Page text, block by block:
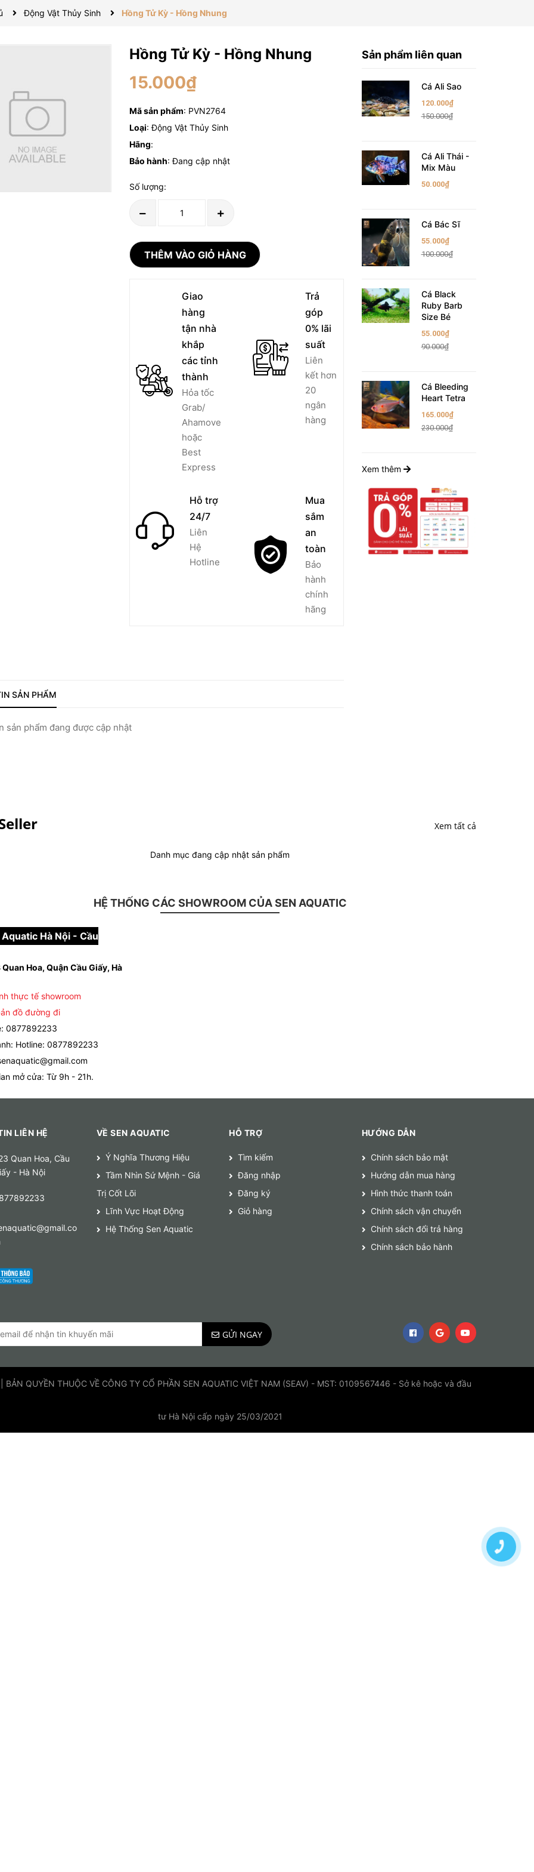
Động Vật Thủy Sinh Hồng Tử Kỳ - Hồng Nhung
Hồng Tử Kỳ - Hồng Nhung
15.000₫
Mã sản phẩm: PVN2764
Loại: Động Vật Thủy Sinh
Hãng:
Bảo hành: Đang cập nhật
Số lượng:
THÊM VÀO GIỎ HÀNG
Giao
hàng
tận nhà
khắp
các tỉnh
thành
Hỏa tốc
Grab/
Ahamove
hoặc
Best
Express
Trả
góp
0% lãi
suất
Liên
kết hơn
20
ngân
hàng
Hỗ trợ
24/7
Liên
Hệ
Hotline
Mua
sắm
an
toàn
Bảo
hành
chính
hãng
SẢN PHẨM
sản phẩm đang được cập nhật
Sản phẩm liên quan
Cá Ali Sao
120.000₫
150.000₫
Cá Ali Thái -
Mix Màu
50.000₫
Cá Bác Sĩ
55.000₫
100.000₫
Cá Black
Ruby Barb
Size Bé
55.000₫
90.000₫
Cá Bleeding
Heart Tetra
165.000₫
230.000₫
Xem thêm
Xem tất cả
Danh mục đang cập nhật sản phẩm
HỆ THỐNG CÁC SHOWROOM CỦA SEN AQUATIC
Aquatic Hà Nội - Cầu
Hoa, Quận Cầu Giấy, Hà
thực tế showroom
đồ đường đi
0877892233
Hotline: 0877892233
mở cửa: Từ 9h - 21h.
LIÊN HỆ
Quan Hoa, Cầu
- Hà Nội
VỀ SEN AQUATIC
Ý Nghĩa Thương Hiệu
Tầm Nhìn Sứ Mệnh - Giá
Trị Cốt Lõi
Lĩnh Vực Hoạt Động
Hệ Thống Sen Aquatic
HỖ TRỢ
Tìm kiếm
Đăng nhập
Đăng ký
Giỏ hàng
HƯỚNG DẪN
Chính sách bảo mật
Hướng dẫn mua hàng
Hình thức thanh toán
Chính sách vận chuyển
Chính sách đổi trả hàng
Chính sách bảo hành
GỬI NGAY
BẢN QUYỀN THUỘC VỀ CÔNG TY CỔ PHẦN SEN AQUATIC VIỆT NAM (SEAV) - MST: 0109567446 - Sở kê hoặc và đầu
tư Hà Nội cấp ngày 25/03/2021